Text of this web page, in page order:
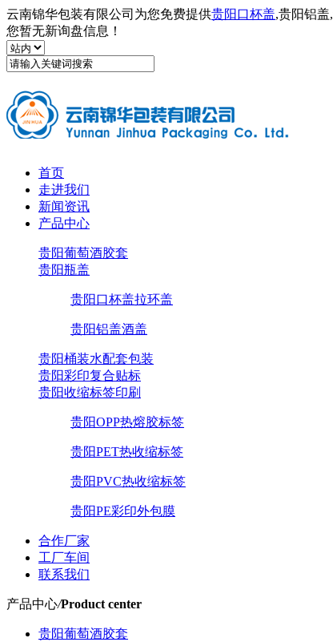
云南锦华包装有限公司为您免费提供贵阳口杯盖,贵阳铝
您暂无新询盘信息！
首页
走进我们
新闻资讯
产品中心
贵阳葡萄酒胶套
贵阳瓶盖
贵阳口杯盖拉环盖
贵阳铝盖酒盖
贵阳桶装水配套包装
贵阳彩印复合贴标
贵阳收缩标签印刷
贵阳OPP热熔胶标签
贵阳PET热收缩标签
贵阳PVC热收缩标签
贵阳PE彩印外包膜
合作厂家
工厂车间
联系我们
产品中心/Product center
贵阳葡萄酒胶套